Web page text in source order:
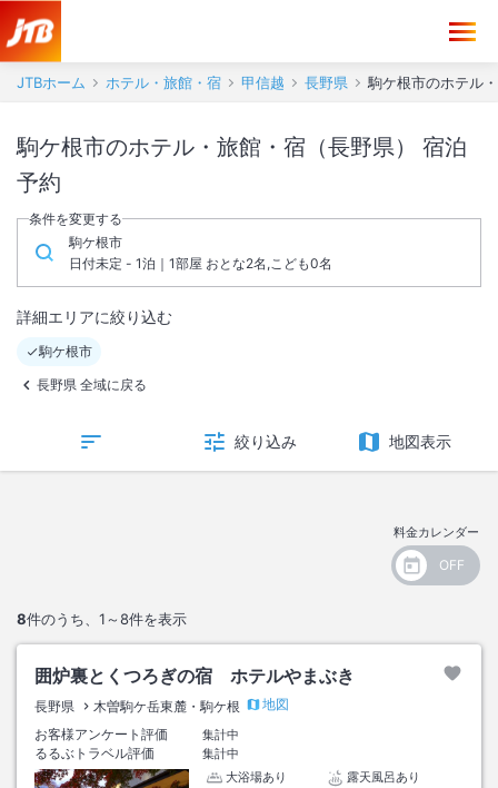
JTBホーム ホテル・旅館・宿 甲信越 長野県 駒ケ根市のホテル
駒ケ根市のホテル・旅館・宿（長野県） 宿泊
予約
条件を変更する
駒ケ根市
日付未定 - 1泊｜1部屋 おとな2名,こども0名
詳細エリアに絞り込む
駒ケ根市
長野県 全域に戻る
絞り込み 地図表示
料金カレンダー
8件のうち、 1～8件を表示
囲炉裏とくつろぎの宿 ホテルやまぶき
長野県 木曽駒ケ岳東麓・駒ケ根
地図
お客様アンケート評価
集計中
るるぶトラベル評価
集計中
大浴場あり
露天風呂あり